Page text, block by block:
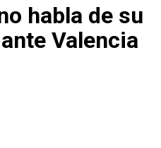
habla de su
Valencia